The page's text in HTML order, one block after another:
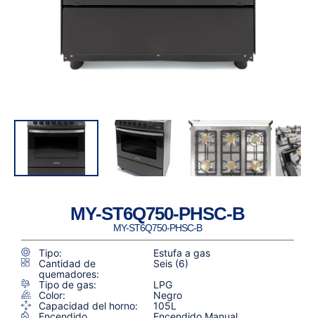
MY-ST6Q750-PHSC-B
MY-ST6Q750-PHSC-B
Tipo:
Estufa a gas
Cantidad de
quemadores:
Seis (6)
Tipo de gas:
LPG
Color:
Negro
Capacidad del horno:
105L